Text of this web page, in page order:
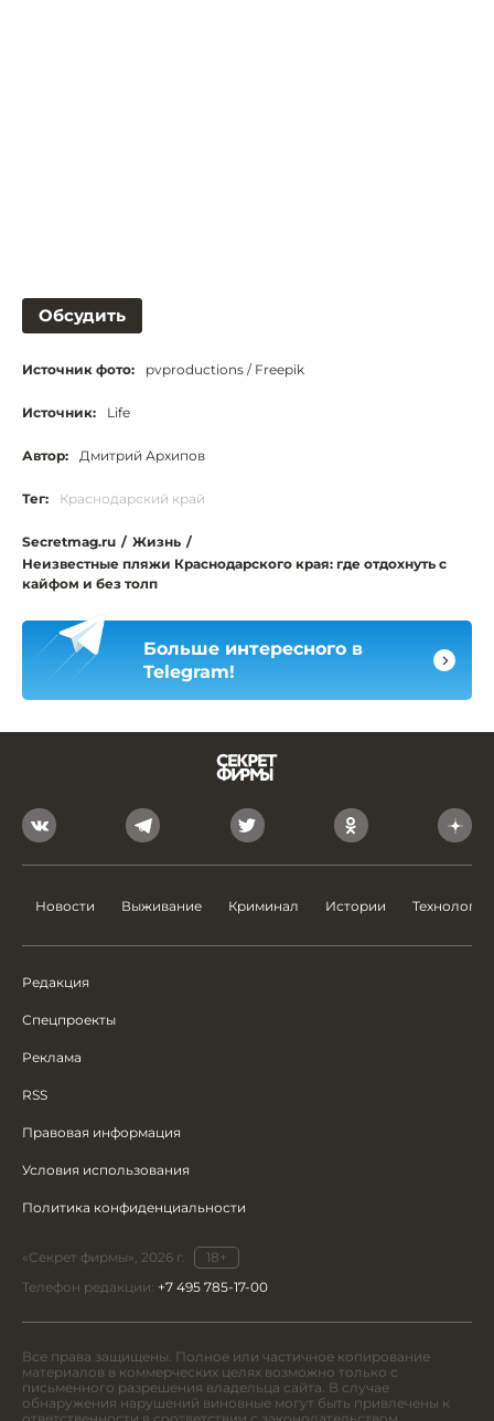
Обсудить
Источник фото: pvproductions / Freepik
Источник: Life
Автор: Дмитрий Архипов
Тег: Краснодарский край
Secretmag.ru / Жизнь /
Неизвестные пляжи Краснодарского края: где отдохнуть с
кайфом и без толп
Больше интересного в
Telegram!
Новости Выживание Криминал Истории Технологии
Редакция
Спецпроекты
Реклама
RSS
Правовая информация
Условия использования
Политика конфиденциальности
«Секрет фирмы», 2026 г.
18+
Телефон редакции: +7 495 785-17-00
Все права защищены. Полное или частичное копирование
материалов в коммерческих целях возможно только с
письменного разрешения владельца сайта. В случае
обнаружения нарушений виновные могут быть привлечены к